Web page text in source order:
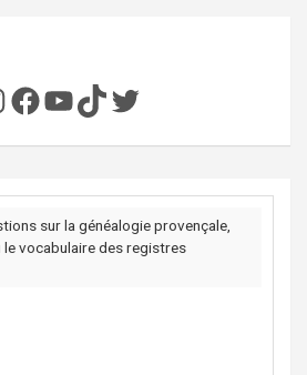
Facebook
YouTube
TikTok
Twitter
sur la généalogie provençale,
le vocabulaire des registres